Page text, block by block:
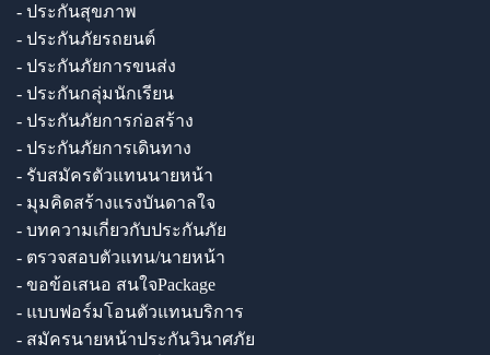
- ประกันสุขภาพ
- ประกันภัยรถยนต์
- ประกันภัยการขนส่ง
- ประกันกลุ่มนักเรียน
- ประกันภัยการก่อสร้าง
- ประกันภัยการเดินทาง
- รับสมัครตัวแทนนายหน้า
- มุมคิดสร้างแรงบันดาลใจ
- บทความเกี่ยวกับประกันภัย
- ตรวจสอบตัวแทน/นายหน้า
- ขอข้อเสนอ สนใจPackage
- แบบฟอร์มโอนตัวแทนบริการ
- สมัครนายหน้าประกันวินาศภัย